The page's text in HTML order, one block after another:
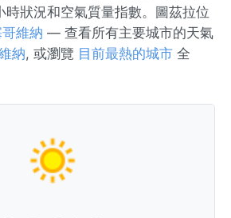
時狀況和空氣質量指數。圖茲拉位
維納 — 查看所有主要城市的天氣
納, 或瀏覽 目前最熱的城市 全